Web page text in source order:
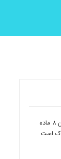
مصرف بیش از حد این 8 ماده
است